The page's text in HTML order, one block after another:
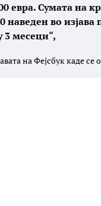
евра. Сумата на
наведен во
3 месеци“,
на Фејсбук каде се